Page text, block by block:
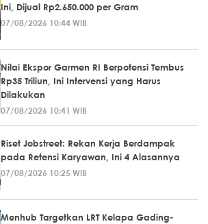
Ini, Dijual Rp2.650.000 per Gram
07/08/2026 10:44 WIB
Nilai Ekspor Garmen RI Berpotensi Tembus
Rp35 Triliun, Ini Intervensi yang Harus
Dilakukan
07/08/2026 10:41 WIB
Riset Jobstreet: Rekan Kerja Berdampak
pada Retensi Karyawan, Ini 4 Alasannya
07/08/2026 10:25 WIB
Menhub Targetkan LRT Kelapa Gading-